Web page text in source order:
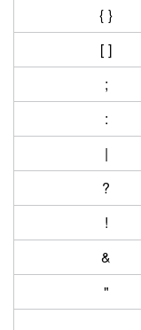
{ }
[ ]
;
:
|
?
!
&
"